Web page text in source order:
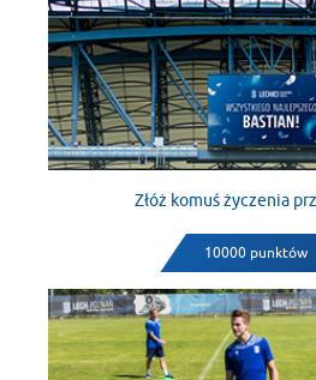
Złóż komuś życzenia
10000 punktów